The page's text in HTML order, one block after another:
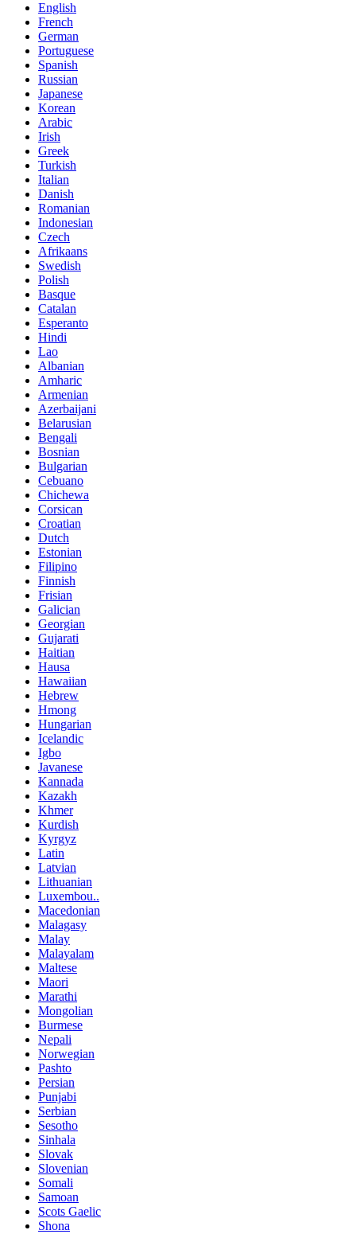
English
French
German
Portuguese
Spanish
Russian
Japanese
Korean
Arabic
Irish
Greek
Turkish
Italian
Danish
Romanian
Indonesian
Czech
Afrikaans
Swedish
Polish
Basque
Catalan
Esperanto
Hindi
Lao
Albanian
Amharic
Armenian
Azerbaijani
Belarusian
Bengali
Bosnian
Bulgarian
Cebuano
Chichewa
Corsican
Croatian
Dutch
Estonian
Filipino
Finnish
Frisian
Galician
Georgian
Gujarati
Haitian
Hausa
Hawaiian
Hebrew
Hmong
Hungarian
Icelandic
Igbo
Javanese
Kannada
Kazakh
Khmer
Kurdish
Kyrgyz
Latin
Latvian
Lithuanian
Luxembou..
Macedonian
Malagasy
Malay
Malayalam
Maltese
Maori
Marathi
Mongolian
Burmese
Nepali
Norwegian
Pashto
Persian
Punjabi
Serbian
Sesotho
Sinhala
Slovak
Slovenian
Somali
Samoan
Scots Gaelic
Shona